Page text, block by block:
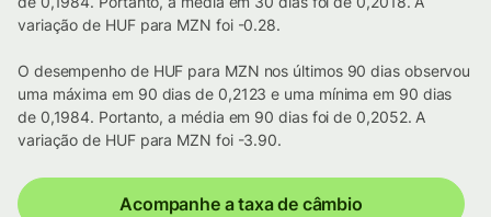
variação de HUF para MZN foi -0.28.
O desempenho de HUF para MZN nos últimos 90 dias observou
uma máxima em 90 dias de 0,2123 e uma mínima em 90 dias
de 0,1984. Portanto, a média em 90 dias foi de 0,2052. A
variação de HUF para MZN foi -3.90.
Acompanhe a taxa de câmbio